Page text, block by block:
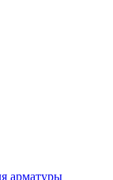
арматуры